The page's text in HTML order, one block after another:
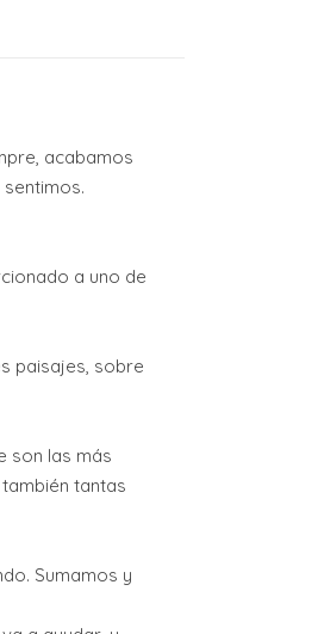
acabamos
a uno de
paisajes, sobre
son las más
tantas
Sumamos y